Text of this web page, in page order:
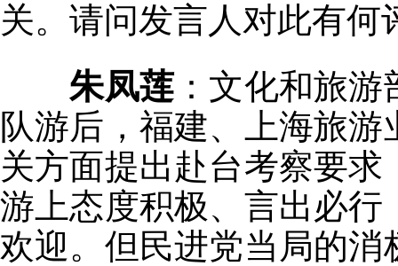
关。请问发言人对此有何
朱凤莲：文化和旅游
队游后，福建、上海旅
关方面提出赴台考察要
游上态度积极、言出必
欢迎。但民进党当局的